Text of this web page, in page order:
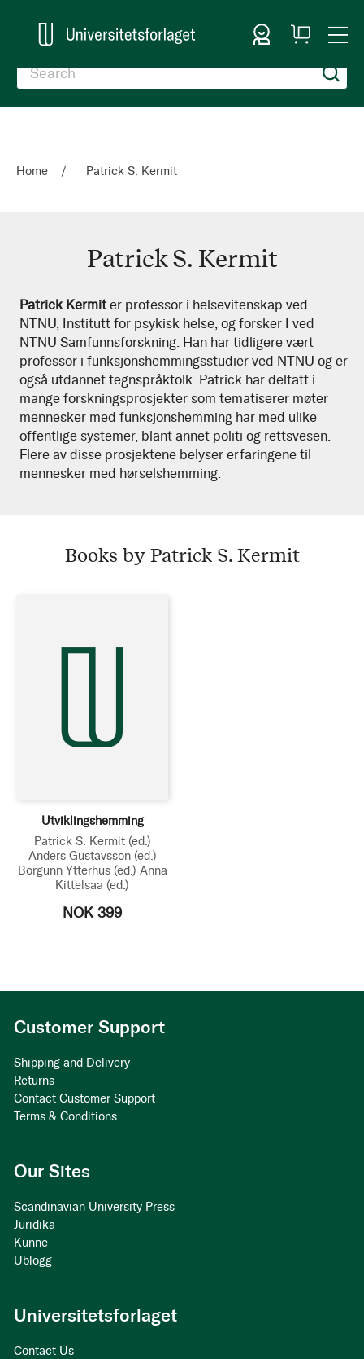
Sign In
My
Cart
Home Patrick S. Kermit
Patrick S. Kermit
Patrick
S.
Kermit
Patrick Kermit er professor i helsevitenskap ved
NTNU, Institutt for psykisk helse, og forsker I ved
NTNU Samfunnsforskning. Han har tidligere vært
professor i funksjonshemmingsstudier ved NTNU og er
også utdannet tegnspråktolk. Patrick har deltatt i
mange forskningsprosjekter som tematiserer møter
mennesker med funksjonshemming har med ulike
offentlige systemer, blant annet politi og rettsvesen.
Flere av disse prosjektene belyser erfaringene til
mennesker med hørselshemming.
Books by Patrick S. Kermit
Utviklingshemming
Patrick S. Kermit (ed.)
Anders Gustavsson (ed.)
Borgunn Ytterhus (ed.) Anna
Kittelsaa (ed.)
NOK 399
Customer Support
Shipping and Delivery
Returns
Contact Customer Support
Terms & Conditions
Our Sites
Scandinavian University Press
Juridika
Kunne
Ublogg
Universitetsforlaget
Contact Us